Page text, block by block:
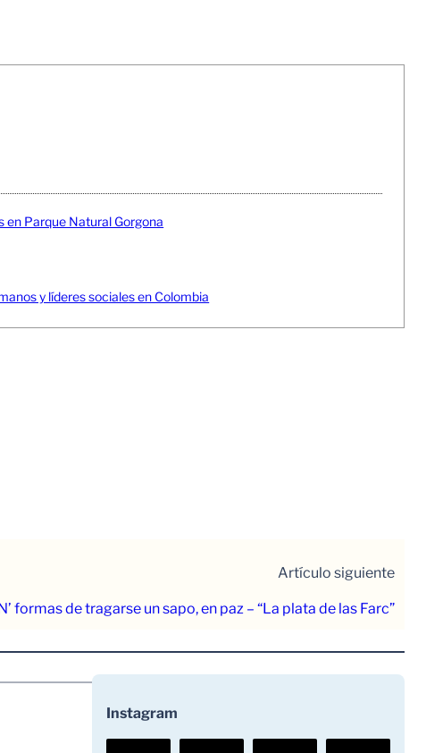
Parque Natural Gorgona
y líderes sociales en Colombia
Artículo siguiente
formas de tragarse un sapo, en paz – “La plata de las Farc”
Instagram